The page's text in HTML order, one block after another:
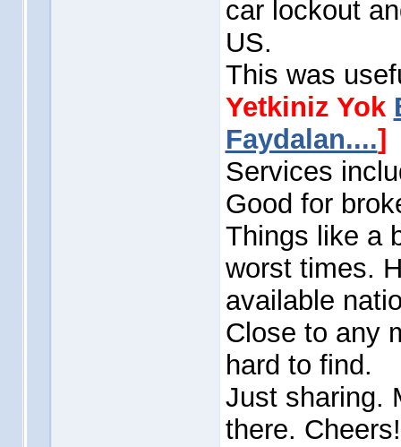
car lockout
US.
This was
Yetkiniz Yok
Faydalan....]
Services
Good for
Things like a
worst times.
available
Close to any
hard to find.
Just sharing.
there. Cheers!